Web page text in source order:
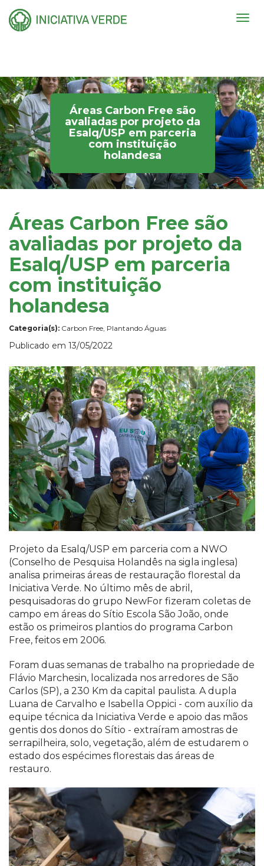
Áreas Carbon Free são
avaliadas por projeto da
Esalq/USP em parceria
com instituição
holandesa
Áreas Carbon Free são
avaliadas por projeto da
Esalq/USP em parceria
com instituição
holandesa
Categoria(s): Carbon Free, Plantando Águas
Publicado em 13/05/2022
Projeto da Esalq/USP em parceria com a NWO
(Conselho de Pesquisa Holandês na sigla inglesa)
analisa primeiras áreas de restauração florestal da
Iniciativa Verde. No último mês de abril,
pesquisadoras do grupo NewFor fizeram coletas de
campo em áreas do Sítio Escola São João, onde
estão os primeiros plantios do programa Carbon
Free, feitos em 2006.
Foram duas semanas de trabalho na propriedade de
Flávio Marchesin, localizada nos arredores de São
Carlos (SP), a 230 Km da capital paulista. A dupla
Luana de Carvalho e Isabella Oppici - com auxílio da
equipe técnica da Iniciativa Verde e apoio das mãos
gentis dos donos do Sítio - extraíram amostras de
serrapilheira, solo, vegetação, além de estudarem o
estado dos espécimes florestais das áreas de
restauro.